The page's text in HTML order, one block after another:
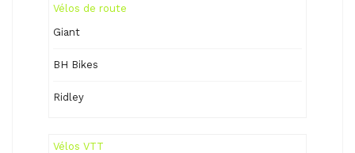
Vélos de route
Giant
BH Bikes
Ridley
Vélos VTT